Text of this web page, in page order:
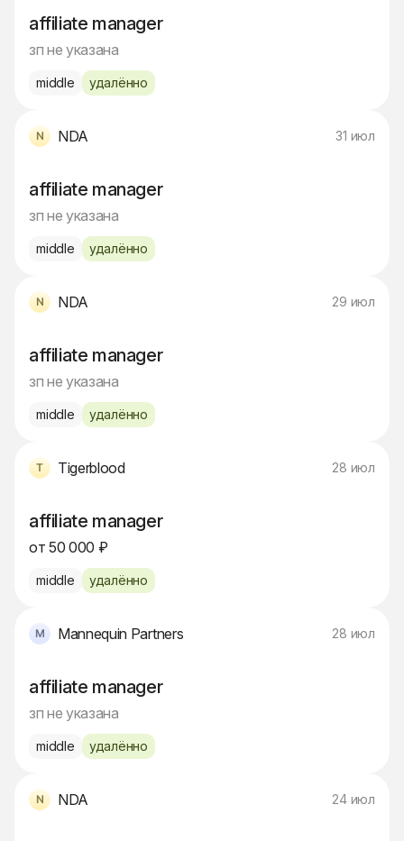
affiliate manager
зп не указана
middle удалённо
NDA 31 июл
affiliate manager
зп не указана
middle удалённо
NDA 29 июл
affiliate manager
зп не указана
middle удалённо
Tigerblood 28 июл
affiliate manager
от 50 000 ₽
middle удалённо
Mannequin Partners 28 июл
affiliate manager
зп не указана
middle удалённо
NDA 24 июл